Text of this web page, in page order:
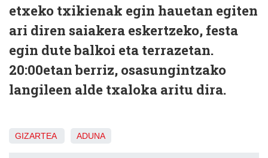
etxeko txikienak egin hauetan egiten
ari diren saiakera eskertzeko, festa
egin dute balkoi eta terrazetan.
20:00etan berriz, osasungintzako
langileen alde txaloka aritu dira.
GIZARTEA ADUNA